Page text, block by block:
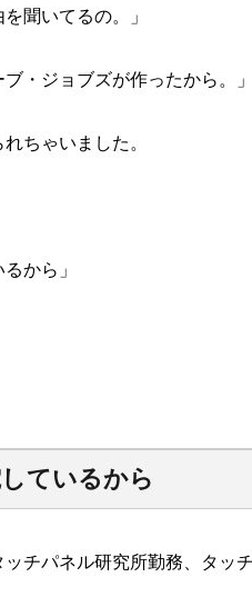
聞いてるの。」
・ジョブズが作ったから。」
ちゃいました。
から」
ているから
チパネル研究所勤務、タッ